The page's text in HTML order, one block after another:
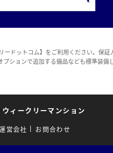
ドットコム】をご利用ください。保
ションで追加する備品なども標準装
ィークリーマンション
営会社 お問合わせ